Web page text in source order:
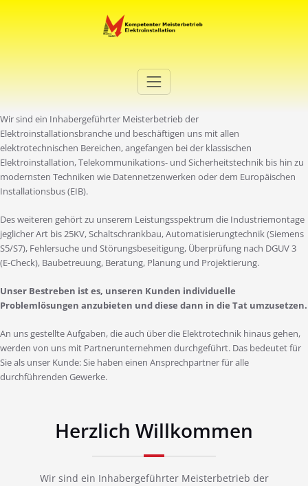
Elektro Martini
Wir sind ein Inhabergeführter Meisterbetrieb der
Elektroinstallationsbranche und beschäftigen uns mit allen
elektrotechnischen Bereichen, angefangen bei der klassischen
Elektroinstallation, Telekommunikations- und Sicherheitstechnik bis hin zu
modernsten Techniken wie Datennetzenwerken oder dem Europäischen
Installationsbus (EIB).
Des weiteren gehört zu unserem Leistungsspektrum die Industriemontage
jeglicher Art bis 25KV, Schaltschrankbau, Automatisierungtechnik (Siemens
S5/S7), Fehlersuche und Störungsbeseitigung, Überprüfung nach DGUV 3
(E-Check), Baubetreuung, Beratung, Planung und Projektierung.
Unser Bestreben ist es, unseren Kunden individuelle
Problemlösungen anzubieten und diese dann in die Tat umzusetzen.
An uns gestellte Aufgaben, die auch über die Elektrotechnik hinaus gehen,
werden von uns mit Partnerunternehmen durchgeführt. Das bedeutet für
Sie als unser Kunde: Sie haben einen Ansprechpartner für alle
durchführenden Gewerke.
Herzlich Willkommen
Wir sind ein Inhabergeführter Meisterbetrieb der